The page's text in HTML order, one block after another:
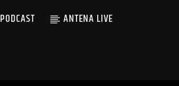
PODCAST ANTENA LIVE